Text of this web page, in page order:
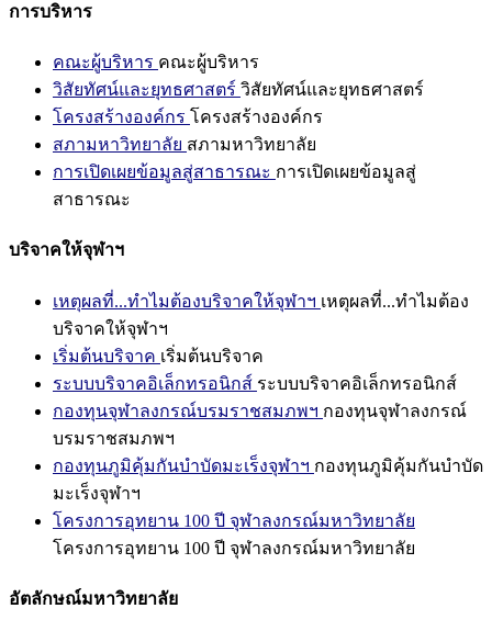
การบริหาร
คณะผู้บริหาร คณะผู้บริหาร
วิสัยทัศน์และยุทธศาสตร์ วิสัยทัศน์และยุทธศาสตร์
โครงสร้างองค์กร โครงสร้างองค์กร
สภามหาวิทยาลัย สภามหาวิทยาลัย
การเปิดเผยข้อมูลสู่สาธารณะ การเปิดเผยข้อมูลสู่
สาธารณะ
บริจาคให้จุฬาฯ
เหตุผลที่...ทำไมต้องบริจาคให้จุฬาฯ เหตุผลที่...ทำไมต้อง
บริจาคให้จุฬาฯ
เริ่มต้นบริจาค เริ่มต้นบริจาค
ระบบบริจาคอิเล็กทรอนิกส์ ระบบบริจาคอิเล็กทรอนิกส์
กองทุนจุฬาลงกรณ์บรมราชสมภพฯ กองทุนจุฬาลงกรณ์
บรมราชสมภพฯ
กองทุนภูมิคุ้มกันบำบัดมะเร็งจุฬาฯ กองทุนภูมิคุ้มกันบำบัด
มะเร็งจุฬาฯ
โครงการอุทยาน 100 ปี จุฬาลงกรณ์มหาวิทยาลัย
โครงการอุทยาน 100 ปี จุฬาลงกรณ์มหาวิทยาลัย
อัตลักษณ์มหาวิทยาลัย